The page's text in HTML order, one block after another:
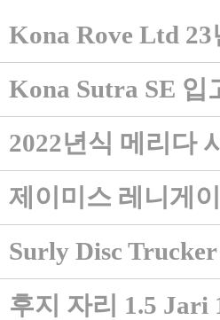
Kona Rove Ltd
Kona Sutra SE 입
2022년식 메리다
제이미스 레니게
Surly Disc
후지 자리 1.5 Jari